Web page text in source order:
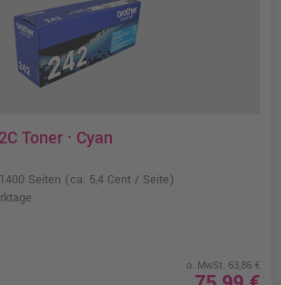
Toner · Cyan
Seiten (ca. 5,4 Cent / Seite)
o. MwSt. 63,86 €